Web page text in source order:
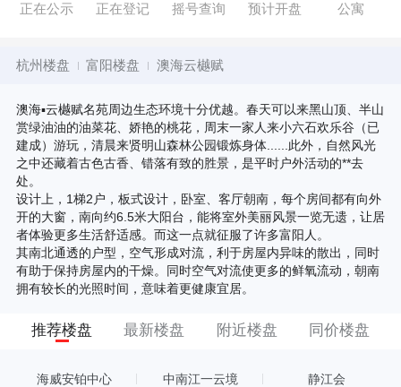
正在公示 正在登记 摇号查询 预计开盘 公寓
杭州楼盘 富阳楼盘 澳海云樾赋
澳海▪云樾赋名苑周边生态环境十分优越。春天可以来黑山顶、半山
赏绿油油的油菜花、娇艳的桃花，周末一家人来小六石欢乐谷（已
建成）游玩，清晨来贤明山森林公园锻炼身体......此外，自然风光
之中还藏着古色古香、错落有致的胜景，是平时户外活动的**去
处。
设计上，1梯2户，板式设计，卧室、客厅朝南，每个房间都有向外
开的大窗，南向约6.5米大阳台，能将室外美丽风景一览无遗，让居
者体验更多生活舒适感。而这一点就征服了许多富阳人。
其南北通透的户型，空气形成对流，利于房屋内异味的散出，同时
有助于保持房屋内的干燥。同时空气对流使更多的鲜氧流动，朝南
拥有较长的光照时间，意味着更健康宜居。
推荐楼盘 最新楼盘 附近楼盘 同价楼盘
海威安铂中心 中南江一云境 静江会